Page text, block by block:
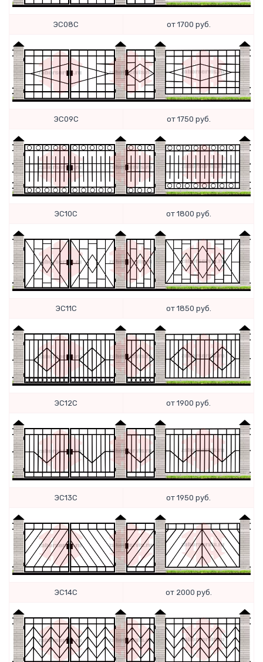
ЭС08С от 1700 руб.
ЭС09С от 1750 руб.
ЭС10С от 1800 руб.
ЭС11С от 1850 руб.
ЭС12С от 1900 руб.
ЭС13С от 1950 руб.
ЭС14С от 2000 руб.